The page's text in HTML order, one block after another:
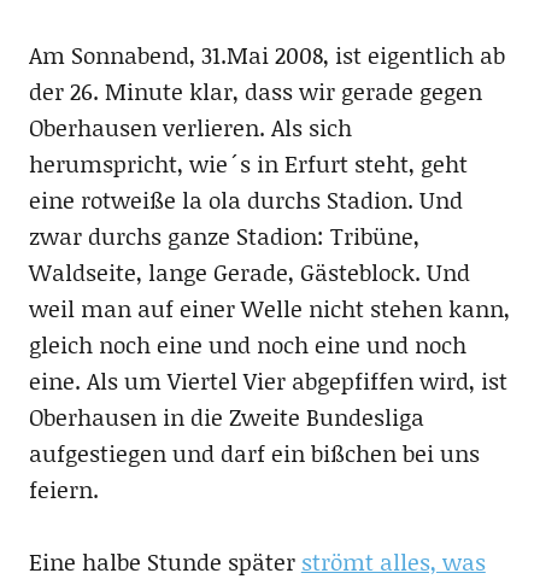
Am Sonnabend, 31.Mai 2008, ist eigentlich ab
der 26. Minute klar, dass wir gerade gegen
Oberhausen verlieren. Als sich
herumspricht, wie´s in Erfurt steht, geht
eine rotweiße la ola durchs Stadion. Und
zwar durchs ganze Stadion: Tribüne,
Waldseite, lange Gerade, Gästeblock. Und
weil man auf einer Welle nicht stehen kann,
gleich noch eine und noch eine und noch
eine. Als um Viertel Vier abgepfiffen wird, ist
Oberhausen in die Zweite Bundesliga
aufgestiegen und darf ein bißchen bei uns
feiern.
Eine halbe Stunde später strömt alles, was